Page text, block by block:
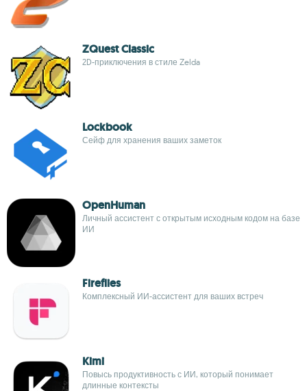
ZQuest Classic
2D-приключения в стиле Zelda
Lockbook
Сейф для хранения ваших заметок
OpenHuman
Личный ассистент с открытым исходным кодом на базе
ИИ
Fireflies
Комплексный ИИ-ассистент для ваших встреч
Kimi
Повысь продуктивность с ИИ, который понимает
длинные контексты